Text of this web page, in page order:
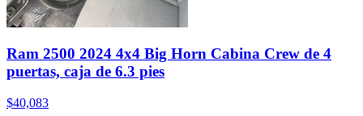
Ram 2500 2024 4x4 Big Horn Cabina Crew de 4
puertas, caja de 6.3 pies
$40,083